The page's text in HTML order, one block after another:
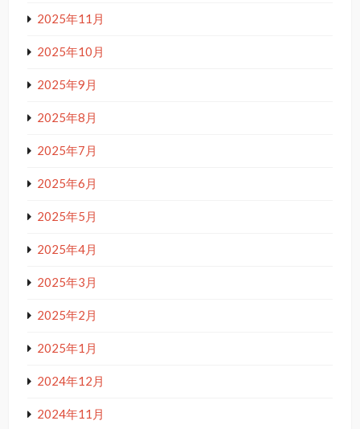
2025年11月
2025年10月
2025年9月
2025年8月
2025年7月
2025年6月
2025年5月
2025年4月
2025年3月
2025年2月
2025年1月
2024年12月
2024年11月